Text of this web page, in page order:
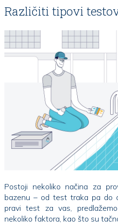
Različiti tipovi
Postoji nekoliko načina za
bazenu – od test traka pa do
pravi test za vas,
nekoliko faktora, kao što su